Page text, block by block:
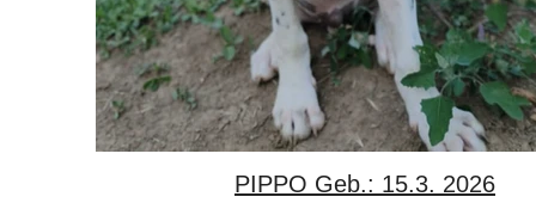
PIPPO Geb.: 15.3. 2026